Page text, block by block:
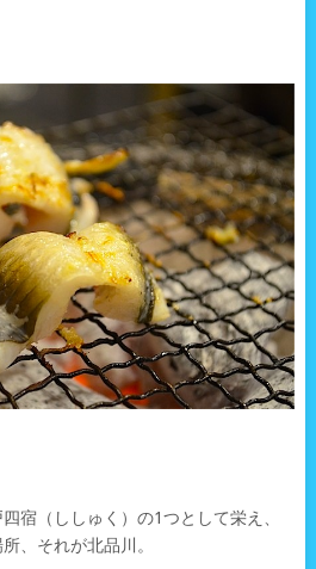
宿（ししゅく）の1つとして栄え、
、それが北品川。